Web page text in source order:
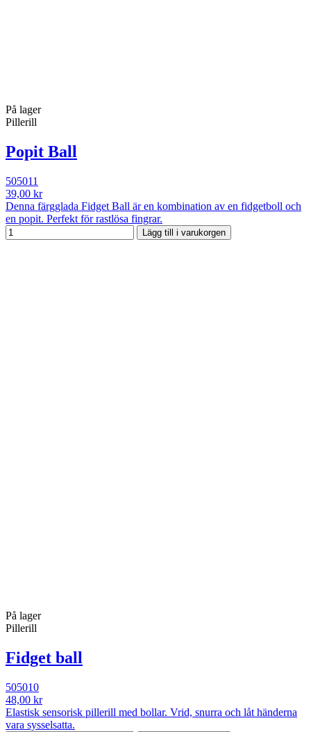
På lager
Pillerill
Popit Ball
505011
39,00 kr
Denna färgglada Fidget Ball är en kombination av en fidgetboll och
en popit. Perfekt för rastlösa fingrar.
Lägg till i varukorgen
På lager
Pillerill
Fidget ball
505010
48,00 kr
Elastisk sensorisk pillerill med bollar. Vrid, snurra och låt händerna
vara sysselsatta.